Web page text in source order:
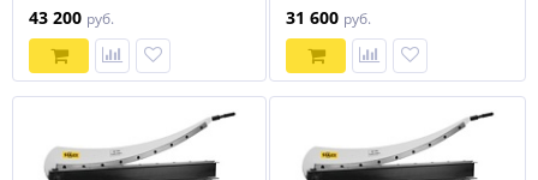
43 200 руб. 31 600 руб.